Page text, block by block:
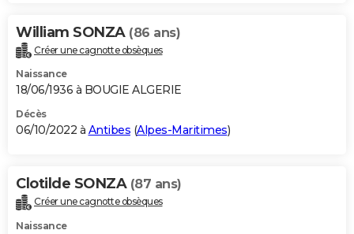
William SONZA (86 ans)
Créer une cagnotte obsèques
Naissance
18/06/1936 à BOUGIE ALGERIE
Décès
06/10/2022 à Antibes (Alpes-Maritimes)
Clotilde SONZA (87 ans)
Créer une cagnotte obsèques
Naissance